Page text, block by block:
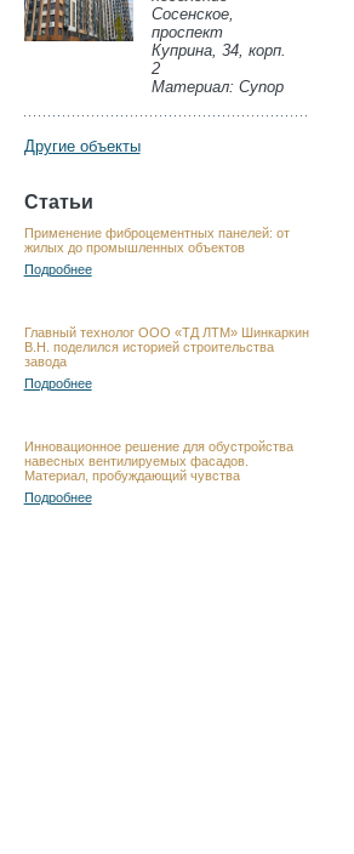
Сосенское,
проспект
Куприна, 34, корп.
2
Материал: Cynop
Другие объекты
Статьи
Применение фиброцементных панелей: от
жилых до промышленных объектов
Подробнее
Главный технолог ООО «ТД ЛТМ» Шинкаркин
В.Н. поделился историей строительства
завода
Подробнее
Инновационное решение для обустройства
навесных вентилируемых фасадов.
Материал, пробуждающий чувства
Подробнее